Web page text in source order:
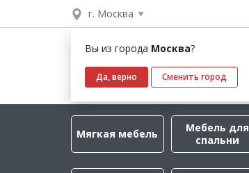
г. Москва
Вы из города Москва?
Да, верно Сменить город
Мягкая мебель
Мебель для
спальни